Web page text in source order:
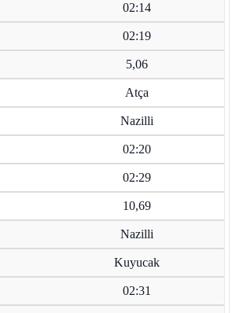
02:14
02:19
5,06
Atça
Nazilli
02:20
02:29
10,69
Nazilli
Kuyucak
02:31